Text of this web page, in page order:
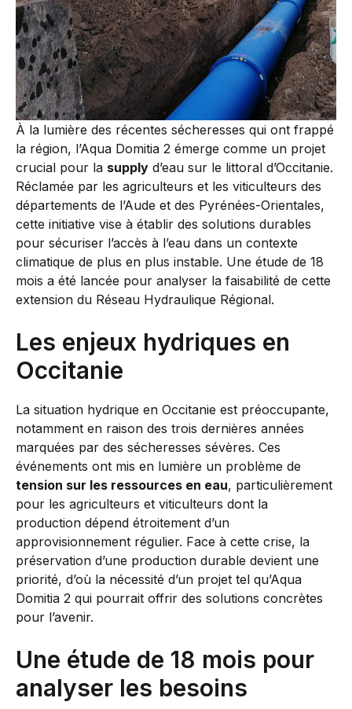
À la lumière des récentes sécheresses qui ont frappé
la région, l’Aqua Domitia 2 émerge comme un projet
crucial pour la supply d’eau sur le littoral d’Occitanie.
Réclamée par les agriculteurs et les viticulteurs des
départements de l’Aude et des Pyrénées-Orientales,
cette initiative vise à établir des solutions durables
pour sécuriser l’accès à l’eau dans un contexte
climatique de plus en plus instable. Une étude de 18
mois a été lancée pour analyser la faisabilité de cette
extension du Réseau Hydraulique Régional.
Les enjeux hydriques en
Occitanie
La situation hydrique en Occitanie est préoccupante,
notamment en raison des trois dernières années
marquées par des sécheresses sévères. Ces
événements ont mis en lumière un problème de
tension sur les ressources en eau, particulièrement
pour les agriculteurs et viticulteurs dont la
production dépend étroitement d’un
approvisionnement régulier. Face à cette crise, la
préservation d’une production durable devient une
priorité, d’où la nécessité d’un projet tel qu’Aqua
Domitia 2 qui pourrait offrir des solutions concrètes
pour l’avenir.
Une étude de 18 mois pour
analyser les besoins